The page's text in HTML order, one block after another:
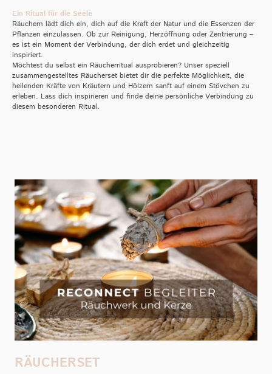
Ein Ritual für die Seele
Räuchern lädt dich ein, dich auf die Kraft der Natur und die Essenzen der
Pflanzen einzulassen. Ob zur Reinigung, Herzöffnung oder Zentrierung –
es ist ein Moment der Verbindung, der dich erdet und gleichzeitig
inspiriert.
Möchtest du selbst ein Räucherritual ausprobieren? Unser speziell
zusammengestelltes Räucherset bietet dir die perfekte Möglichkeit, die
heilenden Kräfte von Kräutern und Hölzern sanft auf einem Stövchen zu
erleben. Lass dich inspirieren und finde deine persönliche Verbindung zu
diesem besonderen Ritual.
RÄUCHERSET